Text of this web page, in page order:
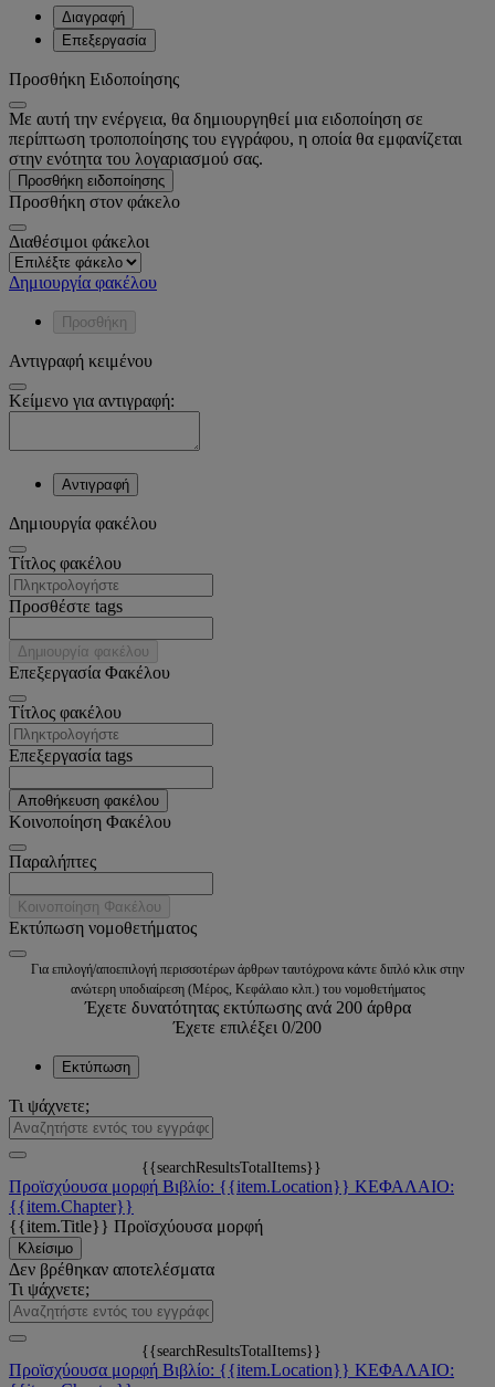
Διαγραφή
Επεξεργασία
Προσθήκη Ειδοποίησης
Με αυτή την ενέργεια, θα δημιουργηθεί μια ειδοποίηση σε
περίπτωση τροποποίησης του εγγράφου, η οποία θα εμφανίζεται
στην ενότητα του λογαριασμού σας.
Προσθήκη ειδοποίησης
Προσθήκη στον φάκελο
Διαθέσιμοι φάκελοι
Δημιουργία φακέλου
Προσθήκη
Αντιγραφή κειμένου
Κείμενο για αντιγραφή:
Αντιγραφή
Δημιουργία φακέλου
Tίτλος φακέλου
Προσθέστε tags
Δημιουργία φακέλου
Επεξεργασία Φακέλου
Tίτλος φακέλου
Επεξεργασία tags
Αποθήκευση φακέλου
Κοινοποίηση Φακέλου
Παραλήπτες
Κοινοποίηση Φακέλου
Εκτύπωση νομοθετήματος
Για επιλογή/αποεπιλογή περισσοτέρων άρθρων ταυτόχρονα κάντε διπλό κλικ στην
ανώτερη υποδιαίρεση (Μέρος, Κεφάλαιο κλπ.) του νομοθετήματος
Έχετε δυνατότητας εκτύπωσης ανά 200 άρθρα
Έχετε επιλέξει 0/200
Εκτύπωση
Τι ψάχνετε;
{{searchResultsTotalItems}}
Προϊσχύουσα μορφή Βιβλίο: {{item.Location}} ΚΕΦΑΛΑΙΟ:
{{item.Chapter}}
{{item.Title}} Προϊσχύουσα μορφή
Κλείσιμο
Δεν βρέθηκαν αποτελέσματα
Τι ψάχνετε;
{{searchResultsTotalItems}}
Προϊσχύουσα μορφή Βιβλίο: {{item.Location}} ΚΕΦΑΛΑΙΟ: